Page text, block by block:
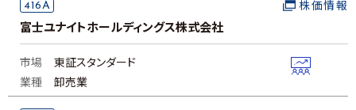
416A
富士ユナイトホールディングス株式会社
株価情報
市場
東証スタンダード
業種
卸売業